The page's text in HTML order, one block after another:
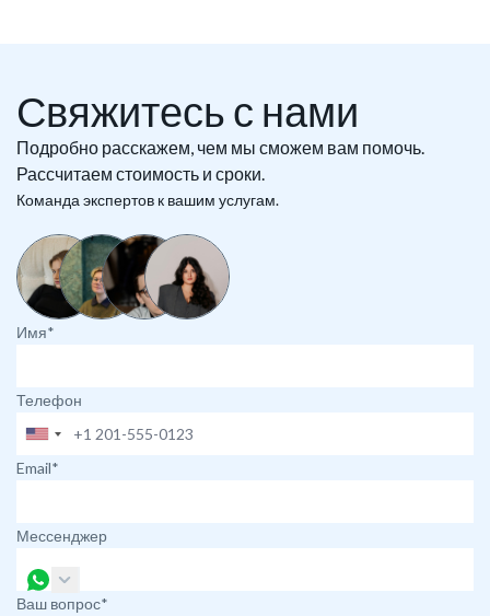
Свяжитесь с нами
Подробно расскажем, чем мы сможем вам помочь.
Рассчитаем стоимость и сроки.
Команда экспертов к вашим услугам.
Имя*
Телефон
Email*
Мессенджер
Ваш вопрос*